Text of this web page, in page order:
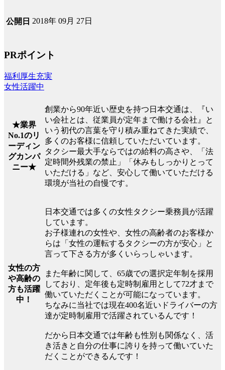
公開日 2018年 09月 27日
PRポイント
福利厚生充実
女性活躍中
★業界
No.1のリ
ーディン
グカンパ
ニー★
創業から90年近い歴史を持つ日本交通は、『い
い会社とは、従業員が定年まで働ける会社』と
いう初代の言葉を守り積み重ねてきた実績で、
多くのお客様に信頼していただいています。
タクシー最大手ならではの給料の高さや、「法
定時間外残業の禁止」「休みもしっかりとって
いただける」など、安心して働いていただける
環境が当社の自慢です。
女性の方
や高齢の
方も活躍
中！
日本交通では多くの女性タクシー乗務員が活躍
しています。
お子様連れの女性や、女性の高齢者のお客様か
らは「女性の運転するタクシーの方が安心」と
言って下さる方が多くいらっしゃいます。
また年齢に関して、65歳での選択定年制を採用
しており、定年後も定時制雇用として72才まで
働いていただくことが可能になっています。
ちなみに当社では現在400名近いドライバーの方
達が定時制雇用で活躍されているんです！
だから日本交通では年齢も性別も関係なく、活
き活きと自分の仕事に誇りを持って働いていた
だくことができるんです！